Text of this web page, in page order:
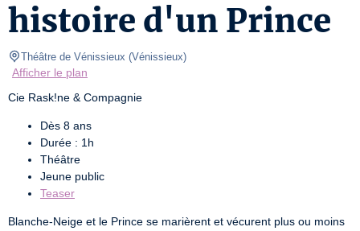
histoire d'un Prince
Théâtre de Vénissieux (Vénissieux)
Afficher le plan
Cie Rask!ne & Compagnie
Dès 8 ans
Durée : 1h
Théâtre
Jeune public
Teaser
Blanche-Neige et le Prince se marièrent et vécurent plus ou moins